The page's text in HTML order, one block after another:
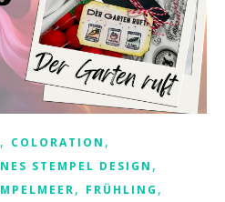
, COLORATION ,
STEMPEL DESIGN ,
, FRÜHLING ,